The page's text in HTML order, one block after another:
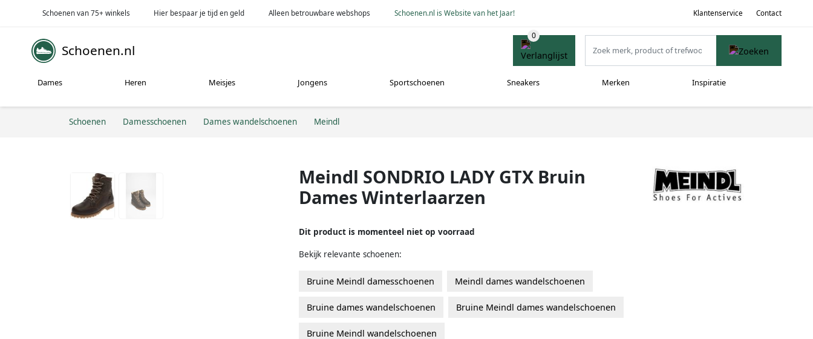
Schoenen van 75+ winkels Hier bespaar je tijd en geld Alleen betrouwbare webshops Schoenen.nl is Website van het Jaar! Klantenservice Contact
Schoenen.nl
Dames Heren Meisjes Jongens Sportschoenen Sneakers Merken Inspiratie
Schoenen Damesschoenen Dames wandelschoenen Meindl
Meindl SONDRIO LADY GTX Bruin
Dames Winterlaarzen
Dit product is momenteel niet op voorraad
Bekijk relevante schoenen:
Bruine Meindl damesschoenen Meindl dames wandelschoenen
Bruine dames wandelschoenen Bruine Meindl dames wandelschoenen
Bruine Meindl wandelschoenen